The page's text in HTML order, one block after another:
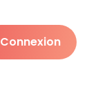
Connexion